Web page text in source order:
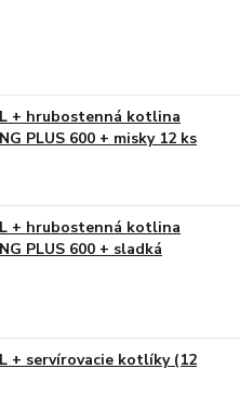
+ hrubostenná kotlina
PLUS 600 + misky 12 ks
+ hrubostenná kotlina
PLUS 600 + sladká
+ servírovacie kotlíky (12